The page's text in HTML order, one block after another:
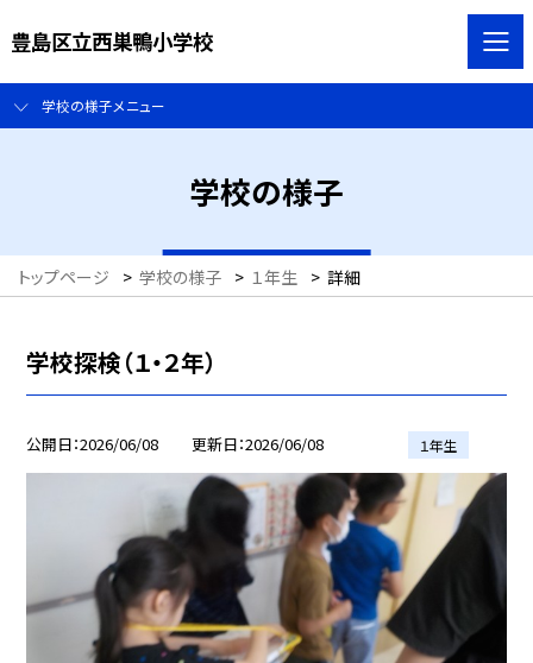
豊島区立西巣鴨小学校
学校の様子メニュー
学校の様子
トップページ > 学校の様子 > １年生 > 詳細
学校探検（１・２年）
公開日 2026/06/08 更新日 2026/06/08 １年生